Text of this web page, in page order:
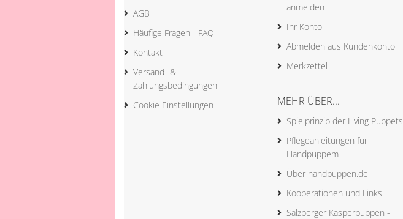
AGB
Häufige Fragen - FAQ
Kontakt
Versand- &
Zahlungsbedingungen
Cookie Einstellungen
anmelden
Ihr Konto
Abmelden aus Kundenkonto
Merkzettel
MEHR ÜBER...
Spielprinzip der Living Puppets
Pflegeanleitungen für
Handpuppem
Über handpuppen.de
Kooperationen und Links
Salzberger Kasperpuppen -